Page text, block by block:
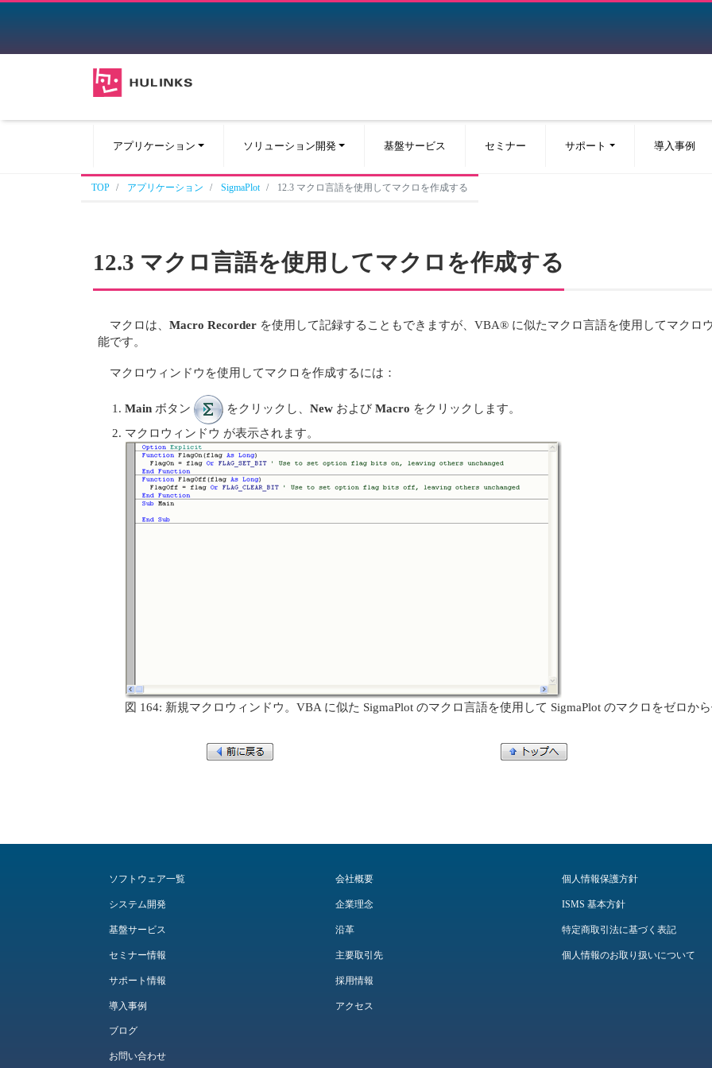
アプリケーション ソリューション開発 基盤サービス セミナー サポート 導入事例
TOP アプリケーション SigmaPlot 12.3 マクロ言語を使用してマクロを作成する
12.3 マクロ言語を使用してマクロを作成する
マクロは、Macro Recorder を使用して記録することもできますが、VBA® に似たマクロ言語を使用してマクロ
能です。
マクロウィンドウを使用してマクロを作成するには：
Main ボタン をクリックし、 New および Macro をクリックします。
マクロウィンドウ が表示されます。
図 164: 新規マクロウィンドウ。VBA に似た SigmaPlot のマクロ言語を使用して SigmaPlot のマクロをゼロか
ソフトウェア一覧
システム開発
基盤サービス
セミナー情報
サポート情報
導入事例
ブログ
お問い合わせ
会社概要
企業理念
沿革
主要取引先
採用情報
アクセス
個人情報保護方針
ISMS 基本方針
特定商取引法に基づく表記
個人情報のお取り扱いについて